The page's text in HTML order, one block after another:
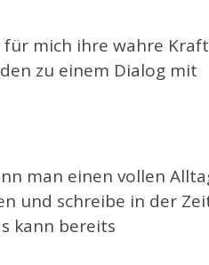
mich ihre wahre Kraft
zu einem Dialog mit
man einen vollen
und schreibe in der
kann bereits